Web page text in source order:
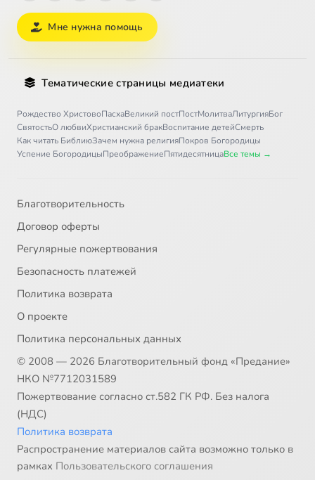
Мне нужна помощь
Тематические страницы медиатеки
Рождество ХристовоПасхаВеликий постПостМолитваЛитургияБог
СвятостьО любвиХристианский бракВоспитание детейСмерть
Как читать БиблиюЗачем нужна религияПокров Богородицы
Успение БогородицыПреображениеПятидесятницаВсе темы →
Благотворительность
Договор оферты
Регулярные пожертвования
Безопасность платежей
Политика возврата
О проекте
Политика персональных данных
© 2008 — 2026 Благотворительный фонд «Предание»
НКО №7712031589
Пожертвование согласно ст.582 ГК РФ. Без налога
(НДС)
Политика возврата
Распространение материалов сайта возможно только в
рамках Пользовательского соглашения